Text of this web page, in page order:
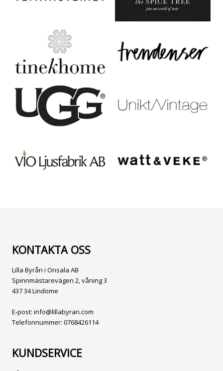
KONTAKTA OSS
Lilla Byrån i Onsala AB
Spinnmästarevägen 2, våning 3
437 34 Lindome
E-post: info@lillabyran.com
Telefonnummer: 0768426114
KUNDSERVICE